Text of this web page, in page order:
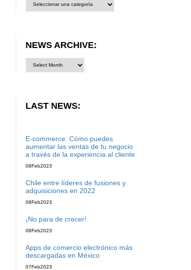
category:
NEWS ARCHIVE:
LAST NEWS:
E-commerce: Cómo puedes
aumentar las ventas de tu negocio
a través de la experiencia al cliente
08Feb2023
Chile entre líderes de fusiones y
adquisiciones en 2022
08Feb2023
¡No para de crecer!
08Feb2023
Apps de comercio electrónico más
descargadas en México
07Feb2023